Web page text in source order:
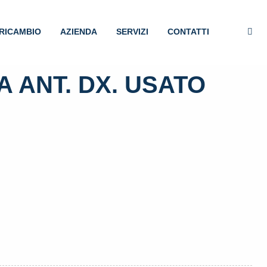
AZIENDA SERVIZI CONTATTI
ANT. DX. USATO